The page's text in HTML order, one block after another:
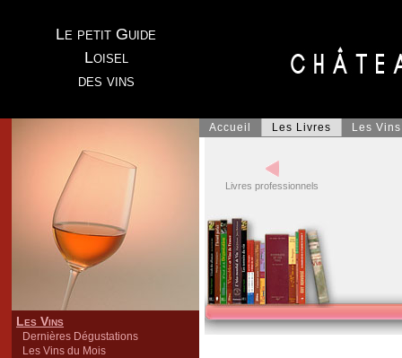
Le petit Guide
Loisel
des vins
Les Vins
Dernières Dégustations
Les Vins du Mois
Accueil Les Livres Les Vins
Livres professionnels